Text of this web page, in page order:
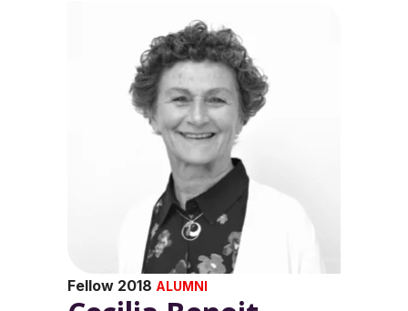
Fellow 2018 ALUMNI